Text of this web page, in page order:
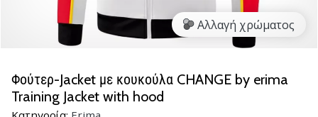
του
βόλεϊ
όπως
Αλλαγή χρώματος
Φούτερ-Jacket με κουκούλα CHANGE by erima
Training Jacket with hood